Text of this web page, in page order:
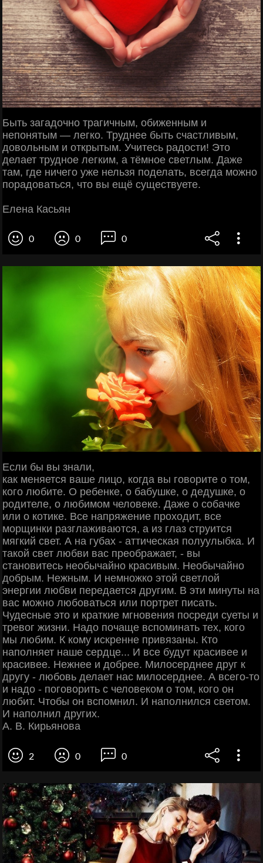
Быть загадочно трагичным, обиженным и
непонятым — легко. Труднее быть счастливым,
довольным и открытым. Учитесь радости! Это
делает трудное легким, а тёмное светлым. Даже
там, где ничего уже нельзя поделать, всегда можно
порадоваться, что вы ещё существуете.
Елена Касьян
0 0 0
Если бы вы знали,
как меняется ваше лицо, когда вы говорите о том,
кого любите. О ребенке, о бабушке, о дедушке, о
родителе, о любимом человеке. Даже о собачке
или о котике. Все напряжение проходит, все
морщинки разглаживаются, а из глаз струится
мягкий свет. А на губах - аттическая полуулыбка. И
такой свет любви вас преображает, - вы
становитесь необычайно красивым. Необычайно
добрым. Нежным. И немножко этой светлой
энергии любви передается другим. В эти минуты на
вас можно любоваться или портрет писать.
Чудесные это и краткие мгновения посреди суеты и
тревог жизни. Надо почаще вспоминать тех, кого
мы любим. К кому искренне привязаны. Кто
наполняет наше сердце... И все будут красивее и
красивее. Нежнее и добрее. Милосерднее друг к
другу - любовь делает нас милосерднее. А всего-то
и надо - поговорить с человеком о том, кого он
любит. Чтобы он вспомнил. И наполнился светом.
И наполнил других.
А. В. Кирьянова
2 0 0